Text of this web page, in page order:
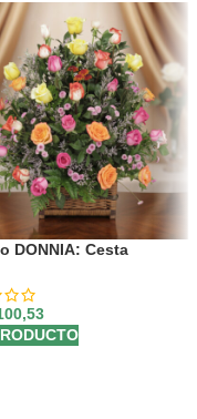
DONNIA: Cesta
🌹